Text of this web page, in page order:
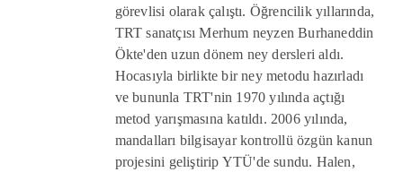
görevlisi olarak çalıştı. Öğrencilik yıllarında,
TRT sanatçısı Merhum neyzen Burhaneddin
Ökte'den uzun dönem ney dersleri aldı.
Hocasıyla birlikte bir ney metodu hazırladı
ve bununla TRT'nin 1970 yılında açtığı
metod yarışmasına katıldı. 2006 yılında,
mandalları bilgisayar kontrollü özgün kanun
projesini geliştirip YTÜ'de sundu. Halen,